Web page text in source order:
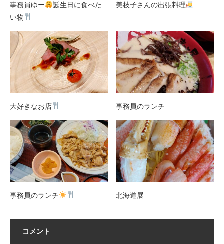
事務員ゆー
誕生日に食べた
い物
美枝子さんの出張料理
大好きなお店 事務員のランチ
事務員のランチ 北海道展
コメント